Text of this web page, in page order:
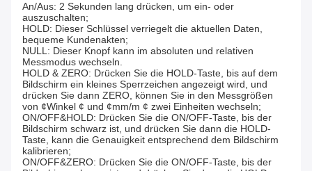
An/Aus: 2 Sekunden lang drücken, um ein- oder
auszuschalten;
HOLD: Dieser Schlüssel verriegelt die aktuellen Daten,
bequeme Kundenakten;
NULL: Dieser Knopf kann im absoluten und relativen
Messmodus wechseln.
HOLD & ZERO: Drücken Sie die HOLD-Taste, bis auf dem
Bildschirm ein kleines Sperrzeichen angezeigt wird, und
drücken Sie dann ZERO, können Sie in den Messgrößen
von ¢Winkel ¢ und ¢mm/m ¢ zwei Einheiten wechseln;
ON/OFF&HOLD: Drücken Sie die ON/OFF-Taste, bis der
Bildschirm schwarz ist, und drücken Sie dann die HOLD-
Taste, kann die Genauigkeit entsprechend dem Bildschirm
kalibrieren;
ON/OFF&ZERO: Drücken Sie die ON/OFF-Taste, bis der